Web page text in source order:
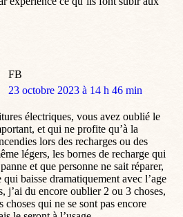
FB
dit
23 octobre 2023 à 14 h 46 min
électriques, vous avez oublié le
et qui ne profite qu’à la
lors des recharges ou des
légers, les bornes de recharge qui
et que personne ne sait réparer,
qui baisse dramatiquement avec l’age
j’ai du encore oublier 2 ou 3 choses,
choses qui ne se sont pas encore